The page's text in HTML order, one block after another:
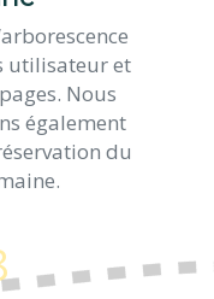
utilisateur et
Nous
également
du